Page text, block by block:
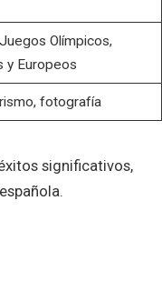
Olímpicos,
y Europeos
fotografía
significativos,